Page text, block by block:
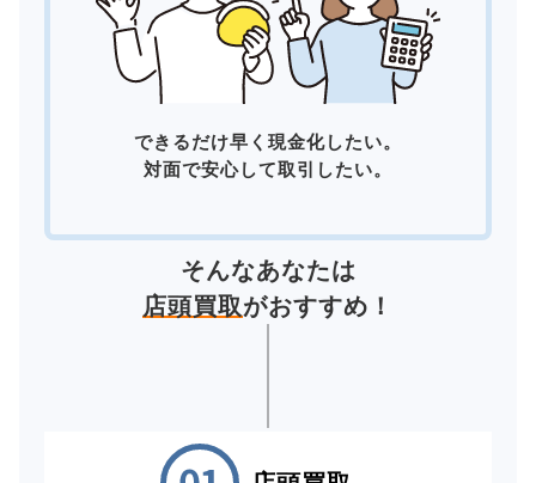
できるだけ早く現金化したい。
対面で安心して取引したい。
そんなあなたは
店頭買取がおすすめ！